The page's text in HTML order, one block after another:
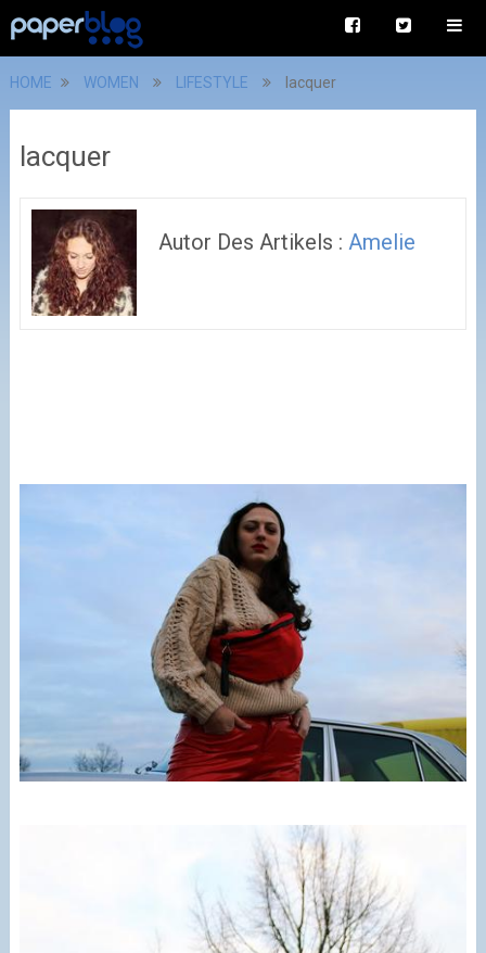
HOME WOMEN LIFESTYLE lacquer
lacquer
Autor Des Artikels :Amelie